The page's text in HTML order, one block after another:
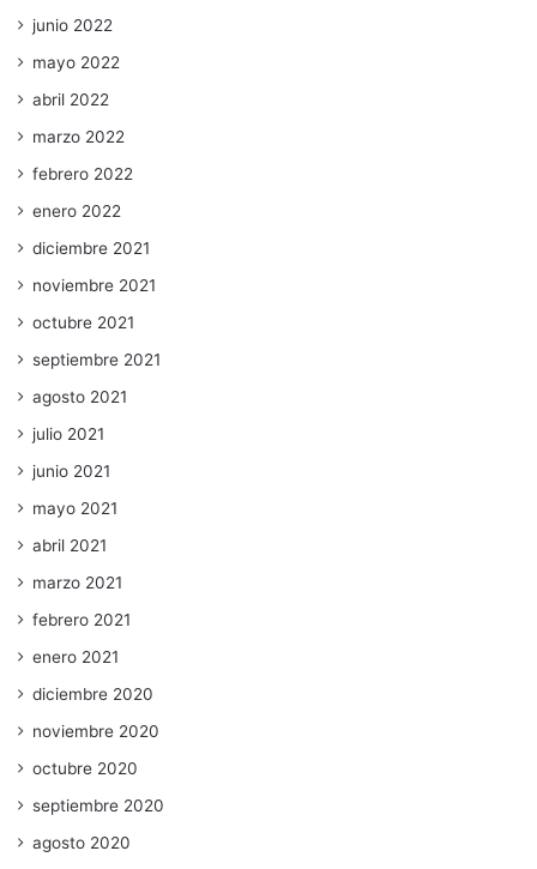
junio 2022
mayo 2022
abril 2022
marzo 2022
febrero 2022
enero 2022
diciembre 2021
noviembre 2021
octubre 2021
septiembre 2021
agosto 2021
julio 2021
junio 2021
mayo 2021
abril 2021
marzo 2021
febrero 2021
enero 2021
diciembre 2020
noviembre 2020
octubre 2020
septiembre 2020
agosto 2020